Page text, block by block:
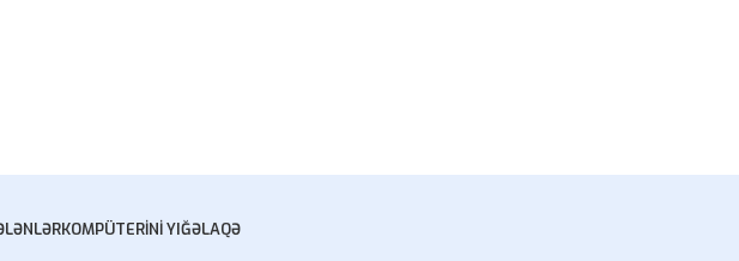
KOMPÜTERINI YIĞƏLAQƏ